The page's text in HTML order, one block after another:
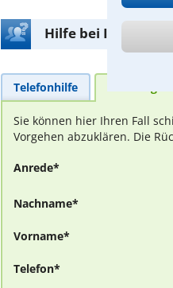
Hilfe bei Ihrer
Telefonhilfe
Sie können hier Ihren Fall
Vorgehen abzuklären. Die
Anrede*
Nachname*
Vorname*
Telefon*